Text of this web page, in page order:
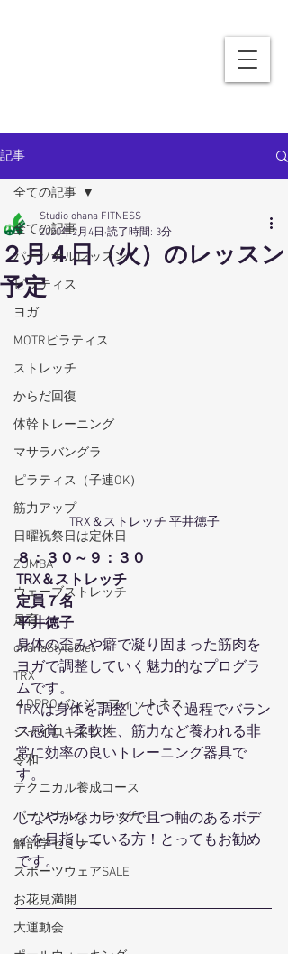
記事
全ての記事
パーソナルレッスン
ピラティス
ヨガ
MOTRピラティス
ストレッチ
からだ回復
体幹トレーニング
マサラバングラ
ピラティス（子連OK）
筋力アップ
日曜祝祭日は定休日
ZUMBA
ウェーブストレッチ
足育
ohanaStyleDiet
TRX
４DPROバンジーフィットネス
ジャイロキネシス
令和
テクニカル養成コース
パーソナルストレッチ
解剖学セミナー
スポーツウェアSALE
お花見満開
大運動会
全ての記事
２月４日（火）のレッスン
予定
Studio ohana FITNESS
2020年2月4日 読了時間: 3分
TRX＆ストレッチ 平井徳子
８：３０～９：３０
TRX＆ストレッチ
定員７名
平井徳子
身体の歪みや癖で凝り固まった筋肉を
ヨガで調整していく魅力的なプログラ
ムです。
TRXは身体を調整していく過程でバラン
ス感覚、柔軟性、筋力など養われる非
常に効率の良いトレーニング器具で
す。
しなやかなカラダで且つ軸のあるボデ
ィを目指している方！とってもお勧め
です。